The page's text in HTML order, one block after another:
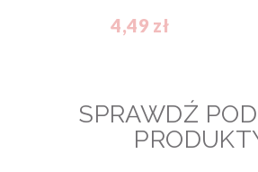
4,49 zł
SPRAWDŹ